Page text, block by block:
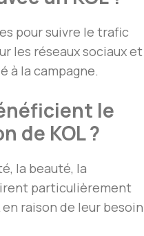
pour suivre le trafic
les réseaux sociaux et
à la campagne.
le
de KOL ?
la beauté, la
particulièrement
raison de leur besoin